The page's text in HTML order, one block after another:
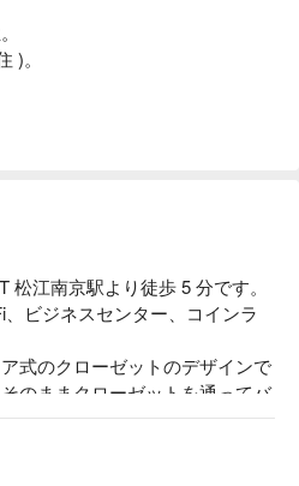
)。
江南京駅より徒歩 5 分です。
ビジネスセンター、コインラ
式のクローゼットのデザインで
のままクローゼットを通ってバ
す。